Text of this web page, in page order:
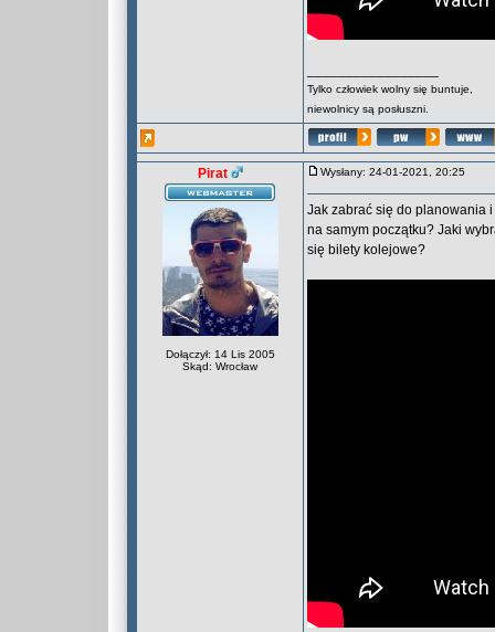
Tylko człowiek wolny się buntuje,
niewolnicy są posłuszni.
Pirat
Dołączył: 14 Lis 2005
Skąd: Wrocław
Wysłany: 24-01-2021, 20:25
Jak zabrać się do planowania
na samym początku? Jaki
się bilety kolejowe?